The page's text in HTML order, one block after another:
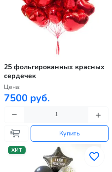
25 фольгированных красных
сердечек
Цена:
7500 руб.
Купить
ХИТ